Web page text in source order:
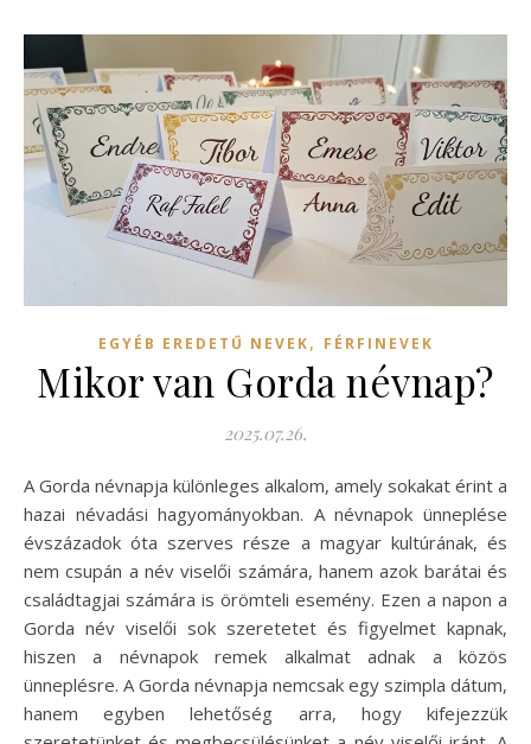
EGYÉB EREDETŰ NEVEK, FÉRFINEVEK
Mikor van Gorda névnap?
2025.07.26.
A Gorda névnapja különleges alkalom, amely sokakat érint a
hazai névadási hagyományokban. A névnapok ünneplése
évszázadok óta szerves része a magyar kultúrának, és
nem csupán a név viselői számára, hanem azok barátai és
családtagjai számára is örömteli esemény. Ezen a napon a
Gorda név viselői sok szeretetet és figyelmet kapnak,
hiszen a névnapok remek alkalmat adnak a közös
ünneplésre. A Gorda névnapja nemcsak egy szimpla dátum,
hanem egyben lehetőség arra, hogy kifejezzük